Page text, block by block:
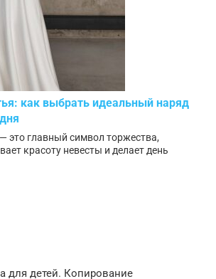
как выбрать идеальный наряд
это главный символ торжества,
красоту невесты и делает день
для детей. Копирование